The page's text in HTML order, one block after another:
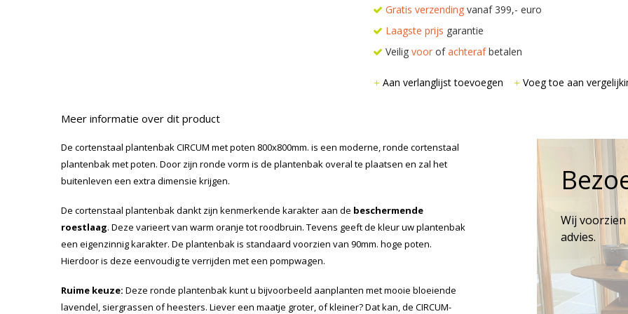
Gratis verzendingvanaf 399,- euro
Laagste prijs garantie
Veilig voorofachterafbetalen
Aan verlanglijst toevoegen Voeg toe aan
Meer informatie over dit product
De cortenstaal plantenbak CIRCUM met poten 800x800mm. is een moderne, ronde cortenstaal
plantenbak met poten. Door zijn ronde vorm is de plantenbak overal te plaatsen en zal het
buitenleven een extra dimensie krijgen.
De cortenstaal plantenbak dankt zijn kenmerkende karakter aan de beschermende
roestlaag. Deze varieert van warm oranje tot roodbruin. Tevens geeft de kleur uw plantenbak
een eigenzinnig karakter. De plantenbak is standaard voorzien van 90mm. hoge poten.
Hierdoor is deze eenvoudig te verrijden met een pompwagen.
Ruime keuze: Deze ronde plantenbak kunt u bijvoorbeeld aanplanten met mooie bloeiende
lavendel, siergrassen of heesters. Liever een maatje groter, of kleiner? Dat kan, de CIRCUM-
Wij
advies.